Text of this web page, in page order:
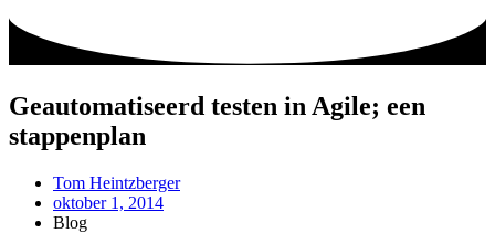
Geautomatiseerd testen in Agile; een
stappenplan
Tom Heintzberger
oktober 1, 2014
Blog